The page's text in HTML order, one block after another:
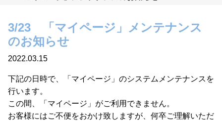
3/23 「マイページ」メンテナンス
のお知らせ
2022.03.15
下記の日時で、「マイページ」のシステムメンテナンスを
行います。
この間、「マイページ」がご利用できません。
お客様にはご不便をおかけ致しますが、何卒ご理解いただ